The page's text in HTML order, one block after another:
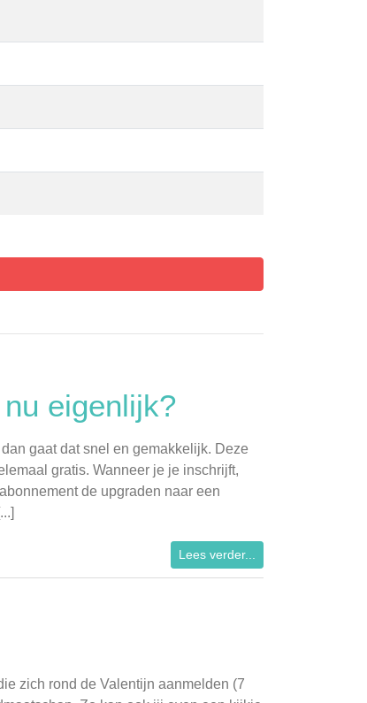
eigenlijk?
gaat dat snel en gemakkelijk. Deze
gratis. Wanneer je je inschrijft,
de upgraden naar een
Lees verder...
zich rond de Valentijn aanmelden (7